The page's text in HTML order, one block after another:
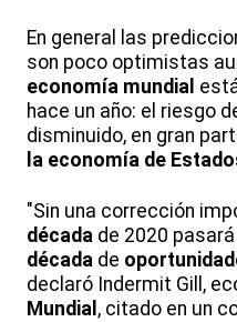
En general las
son poco optimistas
economía mundial
hace un año: el riesgo
disminuido, en gran
la economía de
"Sin una corrección
década de 2020
década de
declaró Indermit Gill,
Mundial , citado en un